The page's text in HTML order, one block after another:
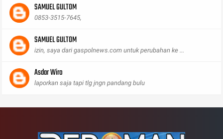
SAMUEL GULTOM
0853-3515-7645,
SAMUEL GULTOM
izin, saya dari gaspolnews.com untuk perubahan ke ...
Asdar Wiro
laporkan saja tapi tlg jngn pandang bulu